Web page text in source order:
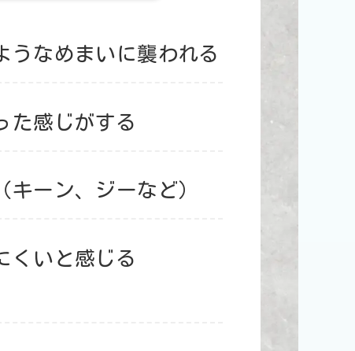
うなめまいに襲われる
た感じがする
（キーン、ジーなど）
くいと感じる